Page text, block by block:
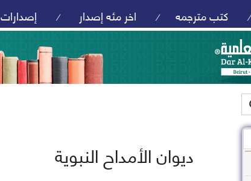
/ كتب مترجمه / اخر مئه إصدار / إصدارات
ديوان الأمداح النبوية